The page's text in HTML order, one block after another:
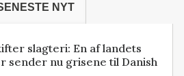
NYT
slagteri: En af landets
sender nu grisene til Danish